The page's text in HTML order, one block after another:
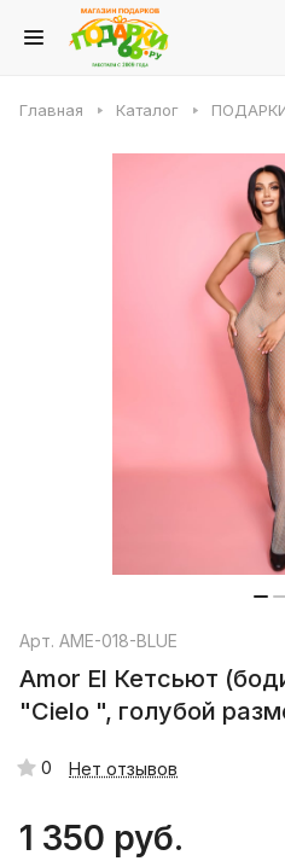
Главная Каталог
Арт. AME-018-BLUE
Amor El Кетсьют
"Cielo ", голубой
0 Нет отзывов
1 350 руб.